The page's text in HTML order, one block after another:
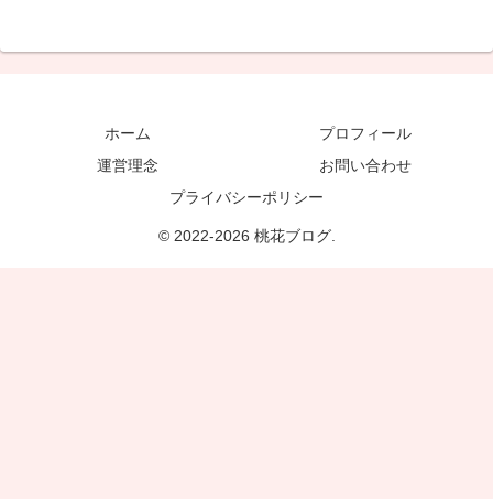
ホーム
プロフィール
運営理念
お問い合わせ
プライバシーポリシー
© 2022-2026 桃花ブログ.